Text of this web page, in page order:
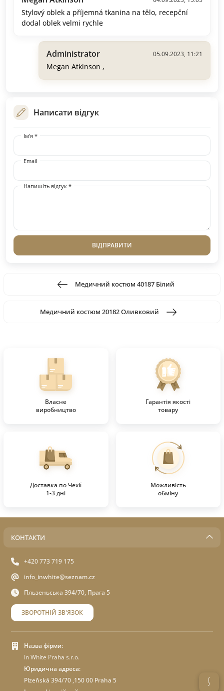
Stylový oblek a příjemná tkanina na tělo, recepční
dodal oblek velmi rychle
Administrator 05.09.2023, 11:21
Megan Atkinson ,
Написати відгук
Ім'я *
Email
Напишіть відгук *
ВІДПРАВИТИ
Медичний костюм 40187 Білий
Медичний костюм 20182 Оливковий
Власне
виробництво
Гарантія якості
товару
Доставка по Чехії
1-3 дні
Можливість
обміну
КОНТАКТИ
+420 773 719 175
info_inwhite@seznam.cz
Пльзеньська 394/70, Прага 5
ЗВОРОТНІЙ ЗВ'ЯЗОК
Назва фірми:
In White Praha s.r.o.
Юридична адреса:
Plzeňská 394/70 ,150 00 Praha 5